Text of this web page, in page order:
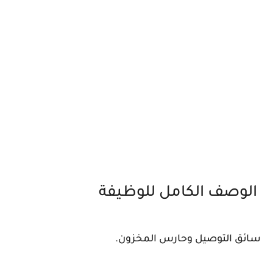
الوصف الكامل للوظيفة
سائق التوصيل وحارس المخزون.